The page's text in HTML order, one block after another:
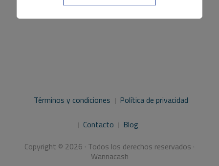
Términos y condiciones Política de privacidad
Contacto
Blog
Copyright © 2026 · Todos los derechos reservados ·
Wannacash